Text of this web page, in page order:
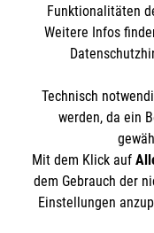
Malteserorden
Sharepoint
Pax-Bank für
IBAN:
BIC:
So finden
37133 Friedland
Der Malteser
Funktionalitäten
Weitere Infos
Technisch
werden, da ein
Mit dem Klick auf
dem Gebrauch der
Einstellungen